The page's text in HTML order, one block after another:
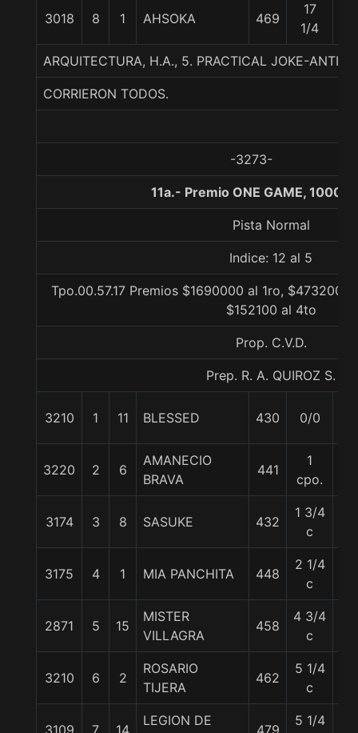
3018 8 1 AHSOKA 469
17
1/4
ARQUITECTURA, H.A., 5. PRACTICAL JOKE-
CORRIERON TODOS.
-3273-
11a.- Premio ONE GAME, 1000
Pista Normal
Indice: 12 al 5
Tpo.00.57.17 Premios $1690000 al 1ro, $473200
$152100 al 4to
Prop. C.V.D.
Prep. R. A. QUIROZ S.
3210 1 11 BLESSED 430 0/0
3220 2 6
AMANECIO
BRAVA
441
1
cpo.
3174 3 8 SASUKE 432
1 3/4
c
3175 4 1 MIA PANCHITA 448
2 1/4
c
2871 5 15
MISTER
VILLAGRA
458
4 3/4
c
3210 6 2
ROSARIO
TIJERA
462
5 1/4
c
3109 7 14
LEGION DE
479
5 1/4